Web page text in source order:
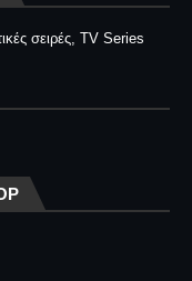
σειρές, TV Series